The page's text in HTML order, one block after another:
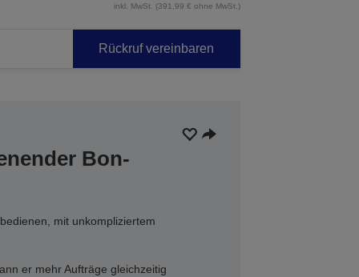
inkl. MwSt. (391,99 € ohne MwSt.)
Rückruf vereinbaren
Bon-
mit unkompliziertem
er mehr Aufträge gleichzeitig